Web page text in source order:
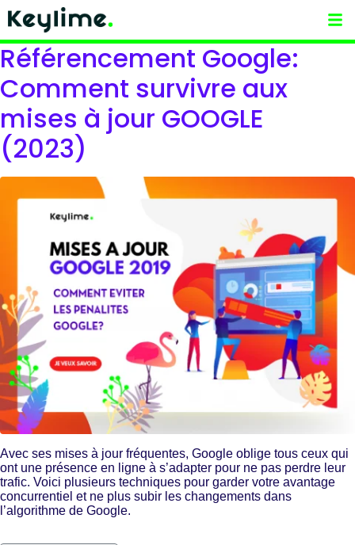
Référencement Google:
Comment survivre aux
mises à jour GOOGLE
(2023)
Avec ses mises à jour fréquentes, Google oblige tous ceux qui
ont une présence en ligne à s’adapter pour ne pas perdre leur
trafic. Voici plusieurs techniques pour garder votre avantage
concurrentiel et ne plus subir les changements dans
l’algorithme de Google.